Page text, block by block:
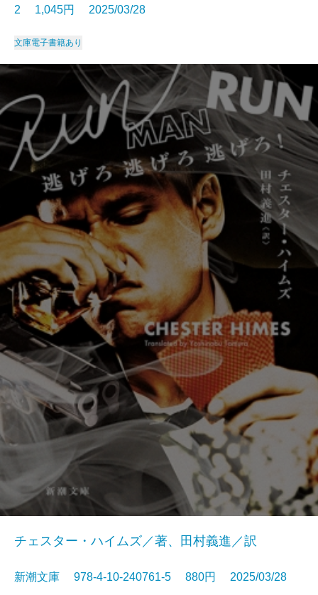
2 1,045円 2025/03/28
文庫電子書籍あり
チェスター・ハイムズ／著、田村義進／訳
新潮文庫 978-4-10-240761-5 880円 2025/03/28